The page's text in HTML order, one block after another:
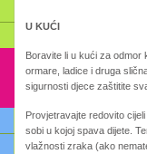
U KUĆI
Boravite li u kući za odmor
ormare, ladice i druga
sigurnosti djece zaštitite
Provjetravajte redovito
sobi u kojoj spava dijete.
vlažnosti zraka (ako